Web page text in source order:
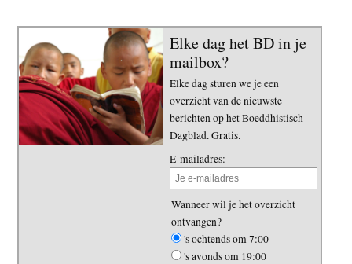
Elke dag het BD in je
mailbox?
Elke dag sturen we je een
overzicht van de nieuwste
berichten op het Boeddhistisch
Dagblad. Gratis.
E-mailadres:
Wanneer wil je het overzicht
ontvangen?
's ochtends om 7:00
's avonds om 19:00